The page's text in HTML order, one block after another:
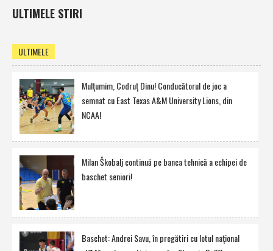
ULTIMELE STIRI
ULTIMELE
Mulţumim, Codruţ Dinu! Conducătorul de joc a
semnat cu East Texas A&M University Lions, din
NCAA!
Milan Škobalj continuă pe banca tehnică a echipei de
baschet seniori!
Baschet: Andrei Savu, în pregătiri cu lotul naţional